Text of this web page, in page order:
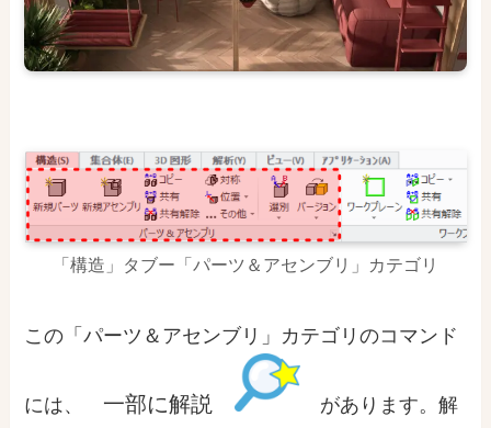
「構造」タブー「パーツ＆アセンブリ」カテゴリ
この「パーツ＆アセンブリ」カテゴリのコマンド
には、 一部に解説
があります。解